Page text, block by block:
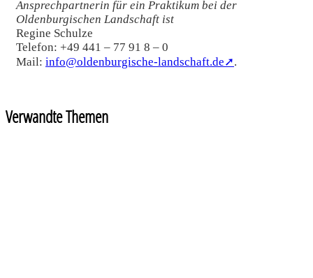
Ansprechpartnerin für ein Praktikum bei der
Oldenburgischen Landschaft ist
Regine Schulze
Telefon: +49 441 – 77 91 8 – 0
Mail: info@oldenburgische-landschaft.de➚.
Verwandte Themen